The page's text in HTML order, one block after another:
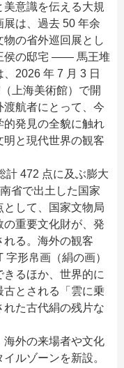
+
+
+
+
+
+
美意識を伝える大規
は、過去 50 年余
の省外巡回展とし
侯の邸宅 —— 馬王堆
2026 年 7 月 3 日
上海美術館）で開
航者にとって、今
的発見の全貌に触れ
明と現代世界の観客
計 472 点に及ぶ膨大
省で出土した国家
して、国家文物局
重要文化財が、発
る。海外の観客
形帛画（絹の画）
るほか、世界的に
古とされる「雲に乗
れた古代絹の残片な
海外の来場者や文化
ルゾーンを新設。